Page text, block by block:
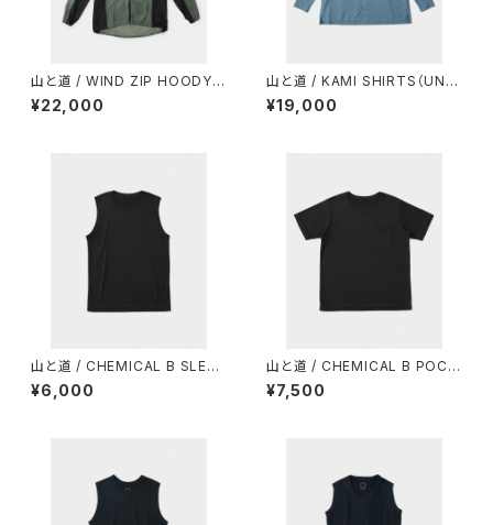
山と道 / WIND ZIP HOODY
（UNISEX）
¥22,000
山と道 / KAMI SHIRTS（UNIS
EX）
¥19,000
山と道 / CHEMICAL B SLEEV
ELESS（MEN）
¥6,000
山と道 / CHEMICAL B POCK
ET T-SHIRT（UNISEX）
¥7,500